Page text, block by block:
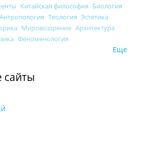
Китайская философия Биология
Антропология Теология Эстетика
Мировоззрение Архитектура
Феноменология
Еще
сайты